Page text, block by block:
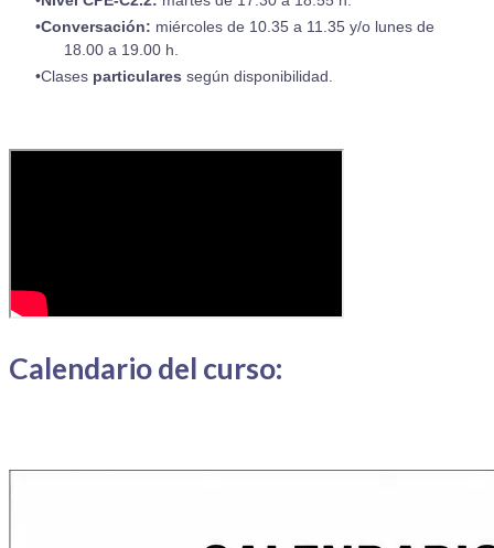
​Conversación: ​miércoles de 10.35 a 11.35 y/o lunes de
18.00 a 19.00 h.
Clases particulares según disponibilidad.
Calendario del curso: